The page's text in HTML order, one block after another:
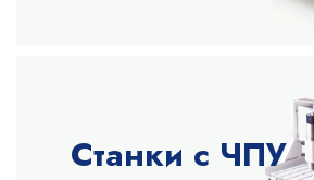
Станки с ЧПУ